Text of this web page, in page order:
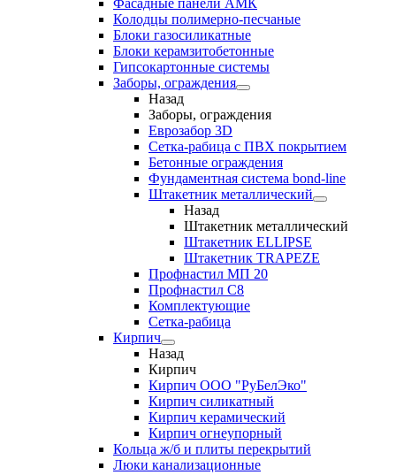
Фасадные панели АМК
Колодцы полимерно-песчаные
Блоки газосиликатные
Блоки керамзитобетонные
Гипсокартонные системы
Заборы, ограждения
Назад
Заборы, ограждения
Еврозабор 3D
Сетка-рабица с ПВХ покрытием
Бетонные ограждения
Фундаментная система bond-line
Штакетник металлический
Назад
Штакетник металлический
Штакетник ELLIPSE
Штакетник TRAPEZE
Профнастил МП 20
Профнастил С8
Комплектующие
Сетка-рабица
Кирпич
Назад
Кирпич
Кирпич ООО "РуБелЭко"
Кирпич силикатный
Кирпич керамический
Кирпич огнеупорный
Кольца ж/б и плиты перекрытий
Люки канализационные